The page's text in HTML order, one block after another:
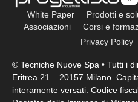
White Paper Prodotti e
Associazioni
Corsi e
Privacy Policy
© Tecniche Nuove Spa • Tutti i
Eritrea 21 – 20157 Milano.
interamente versati. Codice